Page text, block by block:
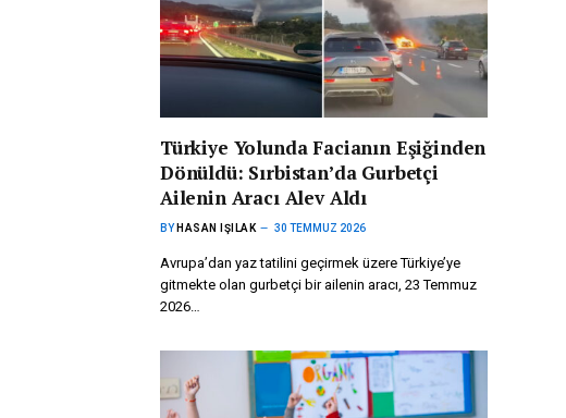
Türkiye Yolunda Facianın Eşiğinden
Dönüldü: Sırbistan’da Gurbetçi
Ailenin Aracı Alev Aldı
BY HASAN IŞILAK 30 TEMMUZ 2026
Avrupa’dan yaz tatilini geçirmek üzere Türkiye’ye
gitmekte olan gurbetçi bir ailenin aracı, 23 Temmuz
2026…